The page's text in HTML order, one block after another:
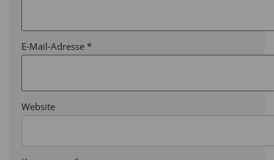
E-Mail-Adresse *
Website